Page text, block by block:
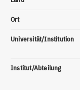
Ort
Universität/Institution
Institut/Abteilung